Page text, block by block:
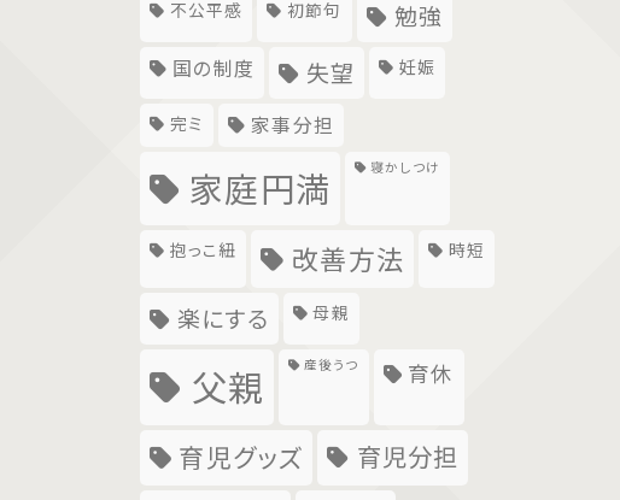
不公平感 初節句 勉強
国の制度 失望 妊娠
完ミ 家事分担
家庭円満 寝かしつけ
抱っこ紐 改善方法 時短
楽にする 母親
父親 産後うつ 育休
育児グッズ
育児分担